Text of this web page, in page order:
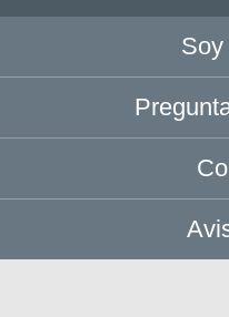
Soy